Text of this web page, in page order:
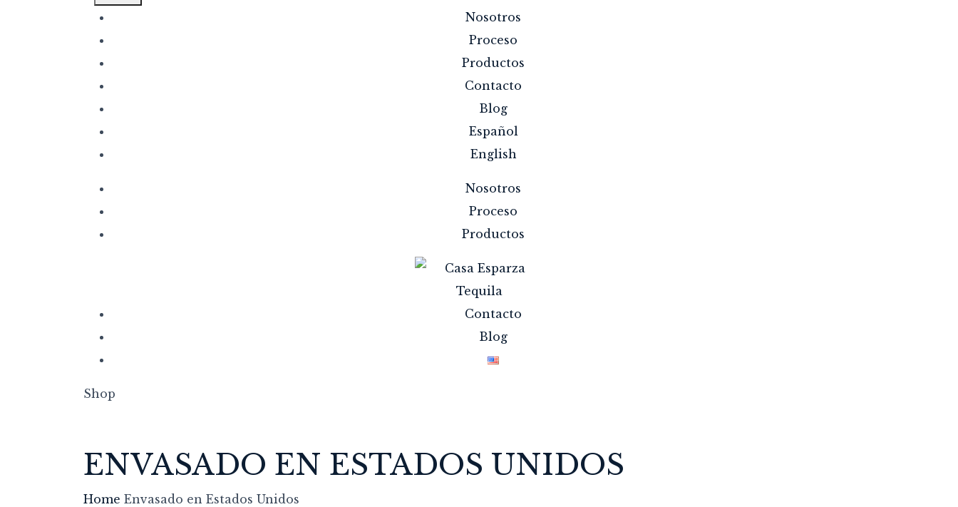
Nosotros
Proceso
Productos
Contacto
Blog
Español
English
Nosotros
Proceso
Productos
Contacto
Blog
Shop
ENVASADO EN ESTADOS UNIDOS
Home Envasado en Estados Unidos